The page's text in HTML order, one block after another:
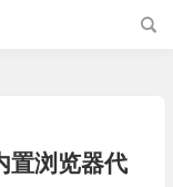
置浏览器代